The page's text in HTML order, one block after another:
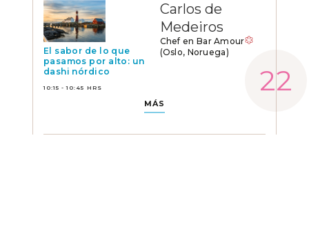
El sabor de lo que
pasamos por alto: un
dashi nórdico
10:15 - 10:45 HRS
Carlos de
Medeiros
Chef en Bar Amour
(Oslo, Noruega)
MÁS